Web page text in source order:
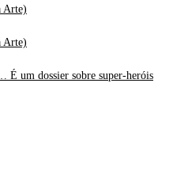
Arte)
Arte)
É um dossier sobre super-heróis